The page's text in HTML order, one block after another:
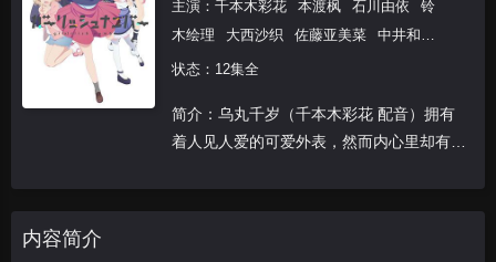
主演： 千本木彩花 本渡枫 石川由依
铃
木绘理
大西沙织 佐藤亚美菜
中井和哉
梅原裕一郎
状态：12集全
简介：乌丸千岁（千本木彩花 配音）拥有
着人见人爱的可爱外表，然而内心里却有着
内容简介